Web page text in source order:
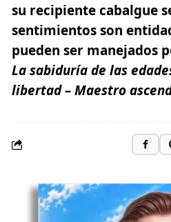
su recipiente cabalgue
sentimientos son
pueden ser manejados
La sabiduría de las
libertad – Maestro